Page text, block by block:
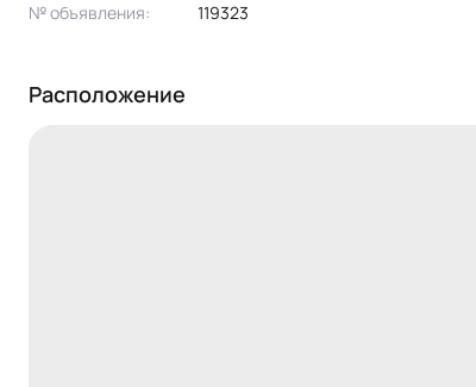
№ объявления:
119323
Расположение